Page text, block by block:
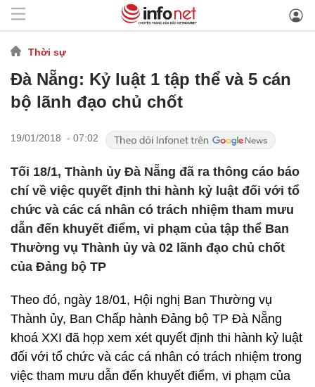
Thời sự
Đà Nẵng: Kỷ luật 1 tập thể và 5 cán
bộ lãnh đạo chủ chốt
19/01/2018 - 07:02
Tối 18/1, Thành ủy Đà Nẵng đã ra thông cáo báo
chí về việc quyết định thi hành kỷ luật đối với tổ
chức và các cá nhân có trách nhiệm tham mưu
dẫn đến khuyết điểm, vi phạm của tập thể Ban
Thường vụ Thành ủy và 02 lãnh đạo chủ chốt
của Đảng bộ TP
Theo đó, ngày 18/01, Hội nghị Ban Thường vụ
Thành ủy, Ban Chấp hành Đảng bộ TP Đà Nẵng
khoá XXI đã họp xem xét quyết định thi hành kỷ luật
đối với tổ chức và các cá nhân có trách nhiệm trong
việc tham mưu dẫn đến khuyết điểm, vi phạm của